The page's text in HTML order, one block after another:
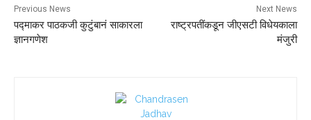
Previous News
पद्माकर पाठकजी कुटुंबानं साकारला
ज्ञानगणेश
Next News
राष्ट्रपतींकडून जीएसटी विधेयकाला
मंजुरी